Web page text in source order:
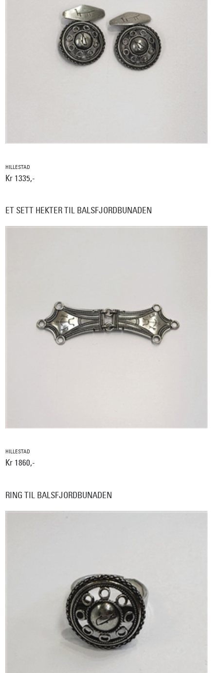
HILLESTAD
Kr 1335,-
ET SETT HEKTER TIL BALSFJORDBUNADEN
HILLESTAD
Kr 1860,-
RING TIL BALSFJORDBUNADEN